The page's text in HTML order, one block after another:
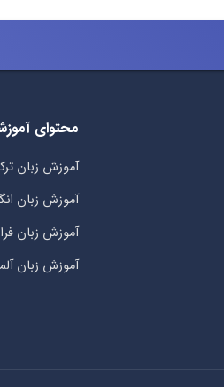
محتوای
آموزش زبان
آموزش زبان
آموزش زبان
آموزش زبان